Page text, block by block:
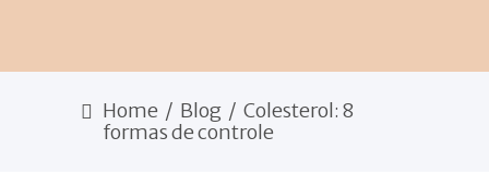
Doenças alimentares e
Home / Blog / Colesterol: 8
formas de controle